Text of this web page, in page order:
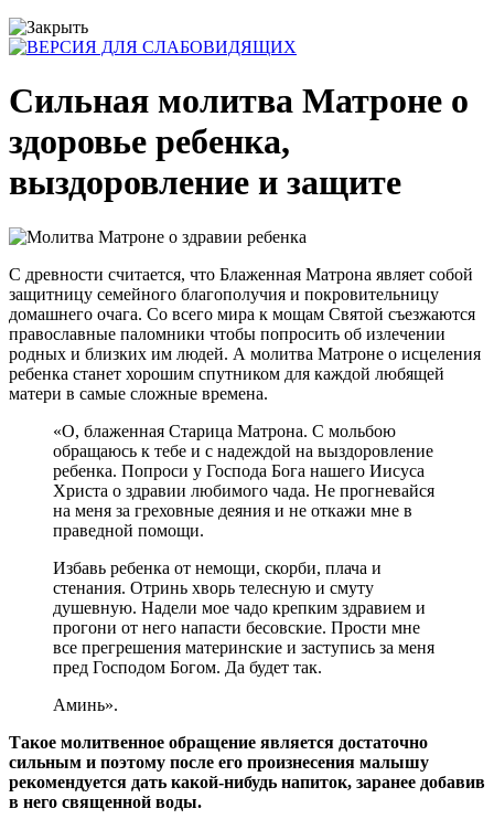
Сильная молитва Матроне о
здоровье ребенка,
выздоровление и защите
C древности считается, что Блаженная Матрона являет собой
защитницу семейного благополучия и покровительницу
домашнего очага. Со всего мира к мощам Святой съезжаются
православные паломники чтобы попросить об излечении
родных и близких им людей. А молитва Матроне о исцеления
ребенка станет хорошим спутником для каждой любящей
матери в самые сложные времена.
«О, блаженная Старица Матрона. С мольбою
обращаюсь к тебе и с надеждой на выздоровление
ребенка. Попроси у Господа Бога нашего Иисуса
Христа о здравии любимого чада. Не прогневайся
на меня за греховные деяния и не откажи мне в
праведной помощи.
Избавь ребенка от немощи, скорби, плача и
стенания. Отринь хворь телесную и смуту
душевную. Надели мое чадо крепким здравием и
прогони от него напасти бесовские. Прости мне
все прегрешения материнские и заступись за меня
пред Господом Богом. Да будет так.
Аминь».
Такое молитвенное обращение является достаточно
сильным и поэтому после его произнесения малышу
рекомендуется дать какой-нибудь напиток, заранее добавив
в него священной воды.